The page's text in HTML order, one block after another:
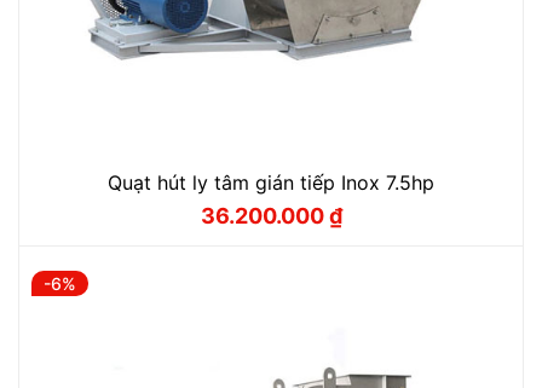
Quạt hút ly tâm gián tiếp Inox 7.5hp
Giá
36.200.000₫
Giá
-6%